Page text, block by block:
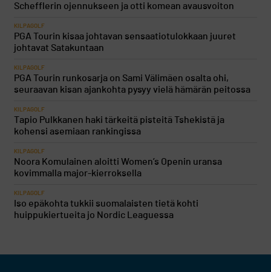
Schefflerin ojennukseen ja otti komean avausvoiton
KILPAGOLF
PGA Tourin kisaa johtavan sensaatiotulokkaan juuret
johtavat Satakuntaan
KILPAGOLF
PGA Tourin runkosarja on Sami Välimäen osalta ohi,
seuraavan kisan ajankohta pysyy vielä hämärän peitossa
KILPAGOLF
Tapio Pulkkanen haki tärkeitä pisteitä Tshekistä ja
kohensi asemiaan rankingissa
KILPAGOLF
Noora Komulainen aloitti Women’s Openin uransa
kovimmalla major-kierroksella
KILPAGOLF
Iso epäkohta tukkii suomalaisten tietä kohti
huippukiertueita jo Nordic Leaguessa